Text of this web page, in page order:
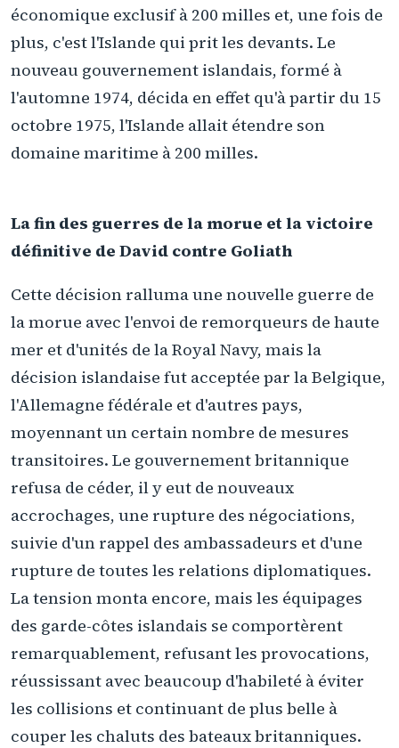
économique exclusif à 200 milles et, une fois de
plus, c'est l'Islande qui prit les devants. Le
nouveau gouvernement islandais, formé à
l'automne 1974, décida en effet qu'à partir du 15
octobre 1975, l'Islande allait étendre son
domaine maritime à 200 milles.
La fin des guerres de la morue et la victoire
définitive de David contre Goliath
Cette décision ralluma une nouvelle guerre de
la morue avec l'envoi de remorqueurs de haute
mer et d'unités de la Royal Navy, mais la
décision islandaise fut acceptée par la Belgique,
l'Allemagne fédérale et d'autres pays,
moyennant un certain nombre de mesures
transitoires. Le gouvernement britannique
refusa de céder, il y eut de nouveaux
accrochages, une rupture des négociations,
suivie d'un rappel des ambassadeurs et d'une
rupture de toutes les relations diplomatiques.
La tension monta encore, mais les équipages
des garde-côtes islandais se comportèrent
remarquablement, refusant les provocations,
réussissant avec beaucoup d'habileté à éviter
les collisions et continuant de plus belle à
couper les chaluts des bateaux britanniques.